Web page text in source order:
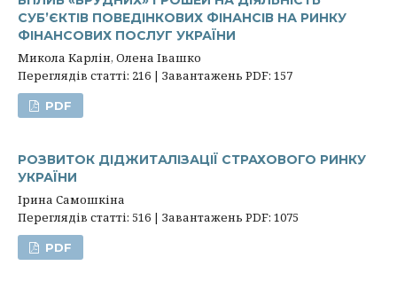
СУБ’ЄКТІВ ПОВЕДІНКОВИХ ФІНАНСІВ НА РИНКУ
ФІНАНСОВИХ ПОСЛУГ УКРАЇНИ
Микола Карлін, Олена Івашко
Переглядів статті: 216 | Завантажень PDF: 157
PDF
РОЗВИТОК ДІДЖИТАЛІЗАЦІЇ СТРАХОВОГО РИНКУ
УКРАЇНИ
Ірина Самошкіна
Переглядів статті: 516 | Завантажень PDF: 1075
PDF